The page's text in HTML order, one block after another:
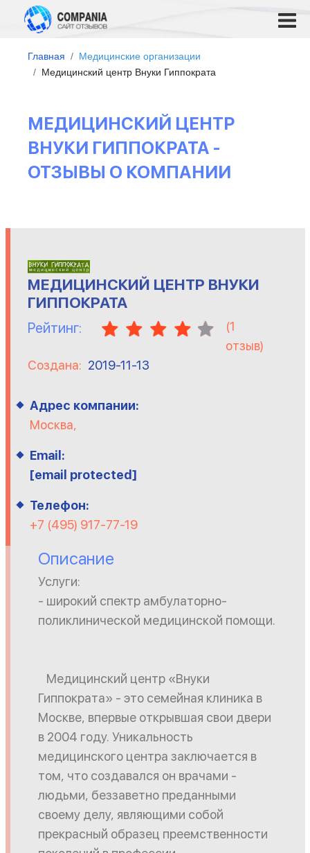
Главная
Медицинские организации
Медицинский центр Внуки Гиппократа
МЕДИЦИНСКИЙ ЦЕНТР
ВНУКИ ГИППОКРАТА -
ОТЗЫВЫ О КОМПАНИИ
МЕДИЦИНСКИЙ ЦЕНТР ВНУКИ
ГИППОКРАТА
Рейтинг: (1
отзыв)
Создана: 2019-11-13
Адрес компании:
Москва,
Email:
[email protected]
Телефон:
+7 (495) 917-77-19
Описание
Услуги:
- широкий спектр амбулаторно-
поликлинической медицинской помощи.
Медицинский центр «Внуки
Гиппократа» - это семейная клиника в
Москве, впервые открывшая свои двери
в 2004 году. Уникальность
медицинского центра заключается в
том, что создавался он врачами -
людьми, беззаветно преданными
своему делу, являющими собой
прекрасный образец преемственности